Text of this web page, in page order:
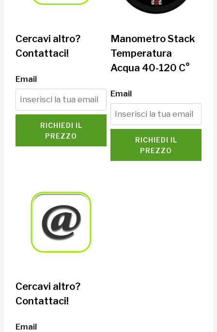
Cercavi altro?
Contattaci!
Email
RICHIEDI IL
PREZZO
Manometro Stack
Temperatura
Acqua 40-120 C°
Email
RICHIEDI IL
PREZZO
Cercavi altro?
Contattaci!
Email